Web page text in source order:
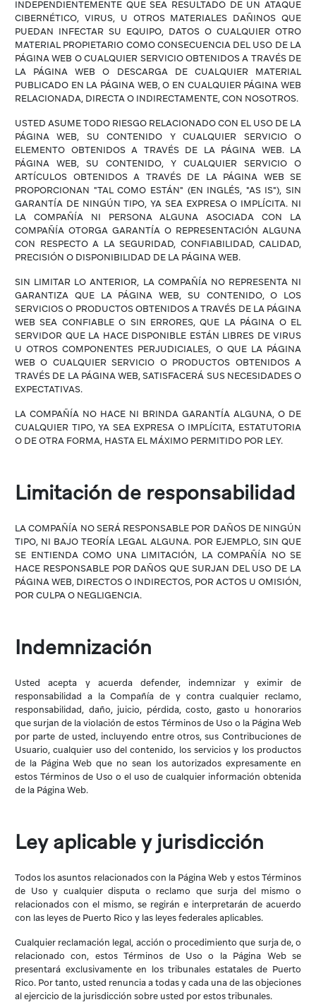
INDEPENDIENTEMENTE QUE SEA RESULTADO DE UN ATAQUE
CIBERNÉTICO, VIRUS, U OTROS MATERIALES DAÑINOS QUE
PUEDAN INFECTAR SU EQUIPO, DATOS O CUALQUIER OTRO
MATERIAL PROPIETARIO COMO CONSECUENCIA DEL USO DE LA
PÁGINA WEB O CUALQUIER SERVICIO OBTENIDOS A TRAVÉS DE
LA PÁGINA WEB O DESCARGA DE CUALQUIER MATERIAL
PUBLICADO EN LA PÁGINA WEB, O EN CUALQUIER PÁGINA WEB
RELACIONADA, DIRECTA O INDIRECTAMENTE, CON NOSOTROS.
USTED ASUME TODO RIESGO RELACIONADO CON EL USO DE LA
PÁGINA WEB, SU CONTENIDO Y CUALQUIER SERVICIO O
ELEMENTO OBTENIDOS A TRAVÉS DE LA PÁGINA WEB. LA
PÁGINA WEB, SU CONTENIDO, Y CUALQUIER SERVICIO O
ARTÍCULOS OBTENIDOS A TRAVÉS DE LA PÁGINA WEB SE
PROPORCIONAN "TAL COMO ESTÁN" (EN INGLÉS, "AS IS"), SIN
GARANTÍA DE NINGÚN TIPO, YA SEA EXPRESA O IMPLÍCITA. NI
LA COMPAÑÍA NI PERSONA ALGUNA ASOCIADA CON LA
COMPAÑÍA OTORGA GARANTÍA O REPRESENTACIÓN ALGUNA
CON RESPECTO A LA SEGURIDAD, CONFIABILIDAD, CALIDAD,
PRECISIÓN O DISPONIBILIDAD DE LA PÁGINA WEB.
SIN LIMITAR LO ANTERIOR, LA COMPAÑÍA NO REPRESENTA NI
GARANTIZA QUE LA PÁGINA WEB, SU CONTENIDO, O LOS
SERVICIOS O PRODUCTOS OBTENIDOS A TRAVÉS DE LA PÁGINA
WEB SEA CONFIABLE O SIN ERRORES, QUE LA PÁGINA O EL
SERVIDOR QUE LA HACE DISPONIBLE ESTÁN LIBRES DE VIRUS
U OTROS COMPONENTES PERJUDICIALES, O QUE LA PÁGINA
WEB O CUALQUIER SERVICIO O PRODUCTOS OBTENIDOS A
TRAVÉS DE LA PÁGINA WEB, SATISFACERÁ SUS NECESIDADES O
EXPECTATIVAS.
LA COMPAÑÍA NO HACE NI BRINDA GARANTÍA ALGUNA, O DE
CUALQUIER TIPO, YA SEA EXPRESA O IMPLÍCITA, ESTATUTORIA
O DE OTRA FORMA, HASTA EL MÁXIMO PERMITIDO POR LEY.
Limitación de responsabilidad
LA COMPAÑÍA NO SERÁ RESPONSABLE POR DAÑOS DE NINGÚN
TIPO, NI BAJO TEORÍA LEGAL ALGUNA. POR EJEMPLO, SIN QUE
SE ENTIENDA COMO UNA LIMITACIÓN, LA COMPAÑÍA NO SE
HACE RESPONSABLE POR DAÑOS QUE SURJAN DEL USO DE LA
PÁGINA WEB, DIRECTOS O INDIRECTOS, POR ACTOS U OMISIÓN,
POR CULPA O NEGLIGENCIA.
Indemnización
Usted acepta y acuerda defender, indemnizar y eximir de
responsabilidad a la Compañía de y contra cualquier reclamo,
responsabilidad, daño, juicio, pérdida, costo, gasto u honorarios
que surjan de la violación de estos Términos de Uso o la Página Web
por parte de usted, incluyendo entre otros, sus Contribuciones de
Usuario, cualquier uso del contenido, los servicios y los productos
de la Página Web que no sean los autorizados expresamente en
estos Términos de Uso o el uso de cualquier información obtenida
de la Página Web.
Ley aplicable y jurisdicción
Todos los asuntos relacionados con la Página Web y estos Términos
de Uso y cualquier disputa o reclamo que surja del mismo o
relacionados con el mismo, se regirán e interpretarán de acuerdo
con las leyes de Puerto Rico y las leyes federales aplicables.
Cualquier reclamación legal, acción o procedimiento que surja de, o
relacionado con, estos Términos de Uso o la Página Web se
presentará exclusivamente en los tribunales estatales de Puerto
Rico. Por tanto, usted renuncia a todas y cada una de las objeciones
al ejercicio de la jurisdicción sobre usted por estos tribunales.